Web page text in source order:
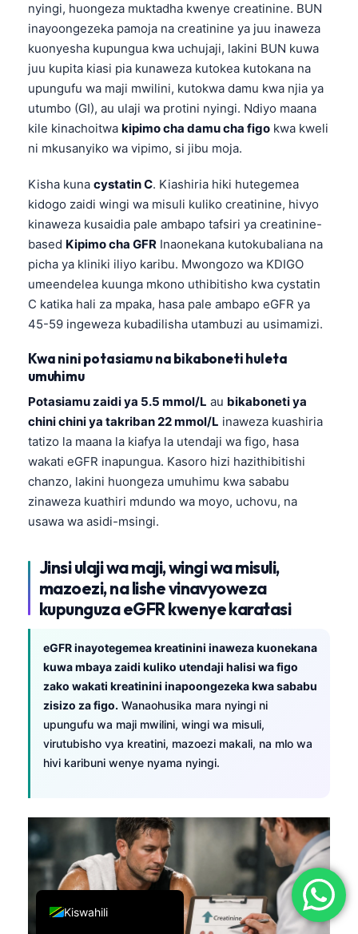
nyingi, huongeza muktadha kwenye creatinine. BUN
inayoongezeka pamoja na creatinine ya juu inaweza
kuonyesha kupungua kwa uchujaji, lakini BUN kuwa
juu kupita kiasi pia kunaweza kutokea kutokana na
upungufu wa maji mwilini, kutokwa damu kwa njia ya
utumbo (GI), au ulaji wa protini nyingi. Ndiyo maana
kile kinachoitwa kipimo cha damu cha figo kwa kweli
ni mkusanyiko wa vipimo, si jibu moja.
Kisha kuna cystatin C. Kiashiria hiki hutegemea
kidogo zaidi wingi wa misuli kuliko creatinine, hivyo
kinaweza kusaidia pale ambapo tafsiri ya creatinine-
based Kipimo cha GFR Inaonekana kutokubaliana na
picha ya kliniki iliyo karibu. Mwongozo wa KDIGO
umeendelea kuunga mkono uthibitisho kwa cystatin
C katika hali za mpaka, hasa pale ambapo eGFR ya
45-59 ingeweza kubadilisha utambuzi au usimamizi.
Kwa nini potasiamu na bikaboneti huleta
umuhimu
Potasiamu zaidi ya 5.5 mmol/L au bikaboneti ya
chini chini ya takriban 22 mmol/L inaweza kuashiria
tatizo la maana la kiafya la utendaji wa figo, hasa
wakati eGFR inapungua. Kasoro hizi hazithibitishi
chanzo, lakini huongeza umuhimu kwa sababu
zinaweza kuathiri mdundo wa moyo, uchovu, na
usawa wa asidi-msingi.
Jinsi ulaji wa maji, wingi wa misuli,
mazoezi, na lishe vinavyoweza
kupunguza eGFR kwenye karatasi
eGFR inayotegemea kreatinini inaweza kuonekana
kuwa mbaya zaidi kuliko utendaji halisi wa figo
zako wakati kreatinini inapoongezeka kwa sababu
zisizo za figo. Wanaohusika mara nyingi ni
upungufu wa maji mwilini, wingi wa misuli,
virutubisho vya kreatini, mazoezi makali, na mlo wa
hivi karibuni wenye nyama nyingi.
Kiswahili
English
Deutsch
العربية
Español
Português
Ελληνικά
Türkçe
Română
简体中文
فارسی
Dansk
Nederlands
हिन्दी
Bahasa Indonesia
Íslenska
Српски језик
Svenska
Bosanski
Azərbaycan dili
Eesti
日本語
Čeština
Русский
Lietuvių kalba
Polski
한국어
Slovenščina
Magyar